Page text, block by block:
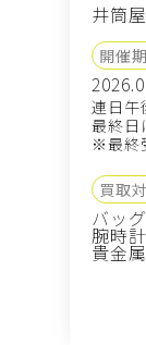
井筒
開催
連日午
最終日
※最終
買取
バッグ
腕時
貴金属